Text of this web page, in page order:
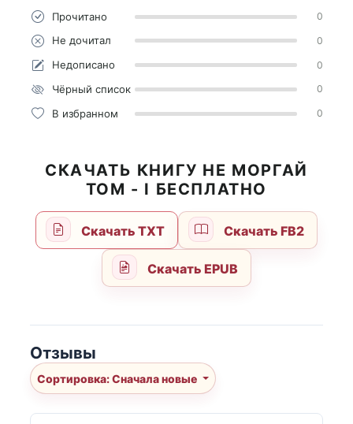
Прочитано 0
Не дочитал 0
Недописано 0
Чёрный список 0
В избранном 0
СКАЧАТЬ КНИГУ НЕ МОРГАЙ
ТОМ - I БЕСПЛАТНО
Скачать TXT Скачать FB2
Скачать EPUB
Отзывы
Сортировка: Сначала новые